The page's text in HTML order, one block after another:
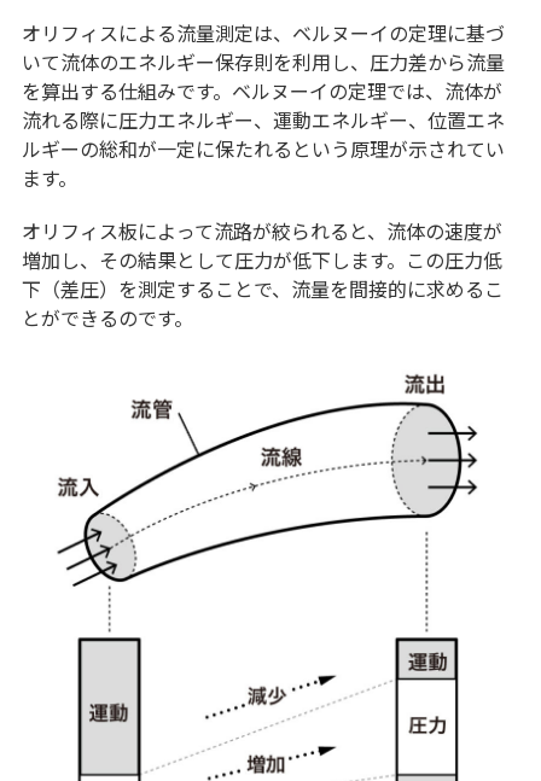
オリフィスによる流量測定は、ベルヌーイの定理に基づ
いて流体のエネルギー保存則を利用し、圧力差から流量
を算出する仕組みです。ベルヌーイの定理では、流体が
流れる際に圧力エネルギー、運動エネルギー、位置エネ
ルギーの総和が一定に保たれるという原理が示されてい
ます。
オリフィス板によって流路が絞られると、流体の速度が
増加し、その結果として圧力が低下します。この圧力低
下（差圧）を測定することで、流量を間接的に求めるこ
とができるのです。